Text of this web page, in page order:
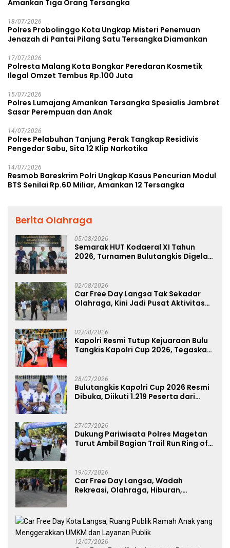
Amankan Tiga Orang Tersangka
18/07/2026
Polres Probolinggo Kota Ungkap Misteri Penemuan
Jenazah di Pantai Pilang Satu Tersangka Diamankan
17/07/2026
Polresta Malang Kota Bongkar Peredaran Kosmetik
Ilegal Omzet Tembus Rp.100 Juta
15/07/2026
Polres Lumajang Amankan Tersangka Spesialis Jambret
Sasar Perempuan dan Anak
14/07/2026
Polres Pelabuhan Tanjung Perak Tangkap Residivis
Pengedar Sabu, Sita 12 Klip Narkotika
14/07/2026
Resmob Bareskrim Polri Ungkap Kasus Pencurian Modul
BTS Senilai Rp.60 Miliar, Amankan 12 Tersangka
Berita Olahraga
05/08/2026
Semarak HUT Kodaeral XI Tahun
2026, Turnamen Bulutangkis Digelar
02/08/2026
Car Free Day Langsa Tak Sekadar
Olahraga, Kini Jadi Pusat Aktivitas
02/08/2026
Kapolri Resmi Tutup Kejuaraan Bulu
Tangkis Kapolri Cup 2026, Tegaskan
28/07/2026
Bulutangkis Kapolri Cup 2026 Resmi
Dibuka, Diikuti 1.219 Peserta dari
27/07/2026
Dukung Pariwisata Polres Magetan
Turut Ambil Bagian Trail Run Ring of
19/07/2026
Car Free Day Langsa, Wadah
Rekreasi, Olahraga, Hiburan,
12/07/2026